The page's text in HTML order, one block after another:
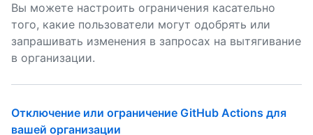
Вы можете настроить ограничения касательно
того, какие пользователи могут одобрять или
запрашивать изменения в запросах на вытягивание
в организации.
Отключение или ограничение GitHub Actions для
вашей организации